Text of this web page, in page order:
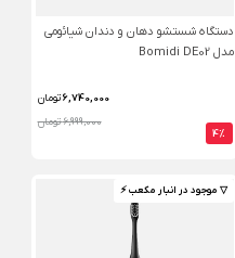
دستگاه شستشو دهان و دندان شیائومی
مدل Bomidi DE02
6,740,000تومان
6,999,000 تومان
4%
▽ موجود در انبار مکعب ⚡️